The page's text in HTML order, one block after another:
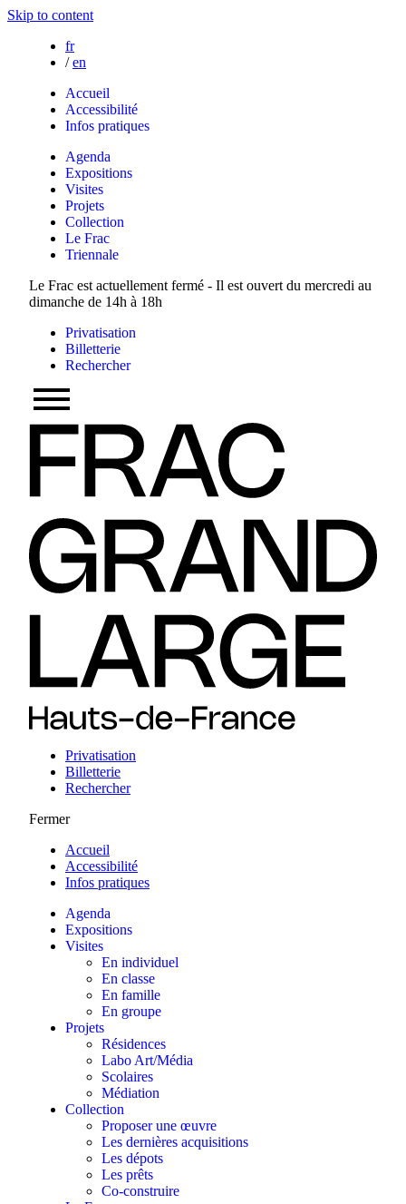
Skip to content
fr
/ en
Accueil
Accessibilité
Infos pratiques
Agenda
Expositions
Visites
Projets
Collection
Le Frac
Triennale
Le Frac est actuellement fermé - Il est ouvert du mercredi au
dimanche de 14h à 18h
Privatisation
Billetterie
Rechercher
Privatisation
Billetterie
Rechercher
Fermer
Accueil
Accessibilité
Infos pratiques
Agenda
Expositions
Visites
En individuel
En classe
En famille
En groupe
Projets
Résidences
Labo Art/Média
Scolaires
Médiation
Collection
Proposer une œuvre
Les dernières acquisitions
Les dépots
Les prêts
Co-construire